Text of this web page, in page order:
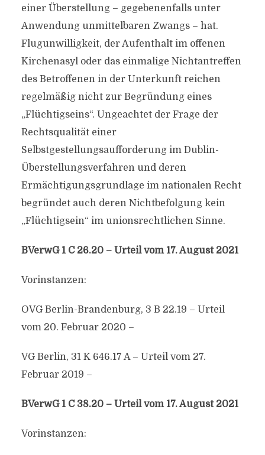
einer Überstellung – gegebenenfalls unter
Anwendung unmittelbaren Zwangs – hat.
Flugunwilligkeit, der Aufenthalt im offenen
Kirchenasyl oder das einmalige Nichtantreffen
des Betroffenen in der Unterkunft reichen
regelmäßig nicht zur Begründung eines
„Flüchtigseins“. Ungeachtet der Frage der
Rechtsqualität einer
Selbstgestellungsaufforderung im Dublin-
Überstellungsverfahren und deren
Ermächtigungsgrundlage im nationalen Recht
begründet auch deren Nichtbefolgung kein
„Flüchtigsein“ im unionsrechtlichen Sinne.
BVerwG 1 C 26.20 – Urteil vom 17. August 2021
Vorinstanzen:
OVG Berlin-Brandenburg, 3 B 22.19 – Urteil
vom 20. Februar 2020 –
VG Berlin, 31 K 646.17 A – Urteil vom 27.
Februar 2019 –
BVerwG 1 C 38.20 – Urteil vom 17. August 2021
Vorinstanzen: